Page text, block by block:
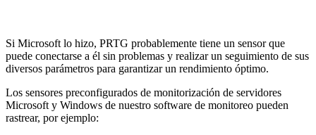
Si Microsoft lo hizo, PRTG probablemente tiene un sensor que
puede conectarse a él sin problemas y realizar un seguimiento de sus
diversos parámetros para garantizar un rendimiento óptimo.
Los sensores preconfigurados de monitorización de servidores
Microsoft y Windows de nuestro software de monitoreo pueden
rastrear, por ejemplo: